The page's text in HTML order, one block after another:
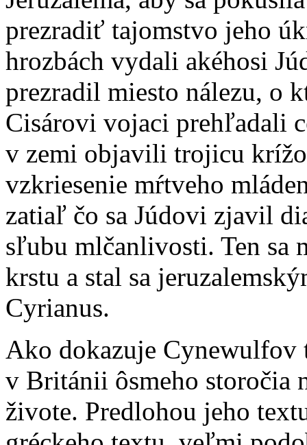
prezradiť tajomstvo jeho
hrozbách vydali akéhosi
prezradil miesto nálezu, o
Cisárovi vojaci prehľadali
v zemi objavili trojicu
vzkriesenie mŕtveho
zatiaľ čo sa Júdovi zjavil
sľubu mlčanlivosti. Ten sa
krstu a stal sa
Cyrianus.
Ako dokazuje
v Británii ôsmeho storočia
živote. Predlohou jeho